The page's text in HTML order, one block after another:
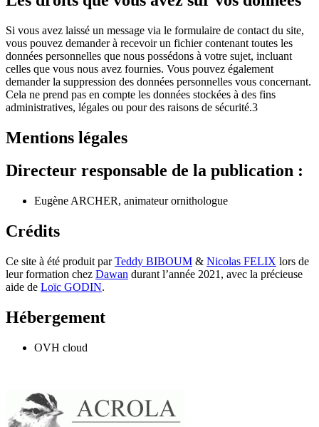
Si vous avez laissé un message via le formulaire de contact du site,
vous pouvez demander à recevoir un fichier contenant toutes les
données personnelles que nous possédons à votre sujet, incluant
celles que vous nous avez fournies. Vous pouvez également
demander la suppression des données personnelles vous concernant.
Cela ne prend pas en compte les données stockées à des fins
administratives, légales ou pour des raisons de sécurité.3
Mentions légales
Directeur responsable de la publication :
Eugène ARCHER, animateur ornithologue
Crédits
Ce site à été produit parTeddy BIBOUM & Nicolas FELIX lors de
leur formation chez Dawan durant l’année 2021, avec la précieuse
aide de Loïc GODIN.
Hébergement
OVH cloud